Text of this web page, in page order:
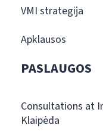
VMI strategija
Apklausos
PASLAUGOS
Consultations at
Klaipėda